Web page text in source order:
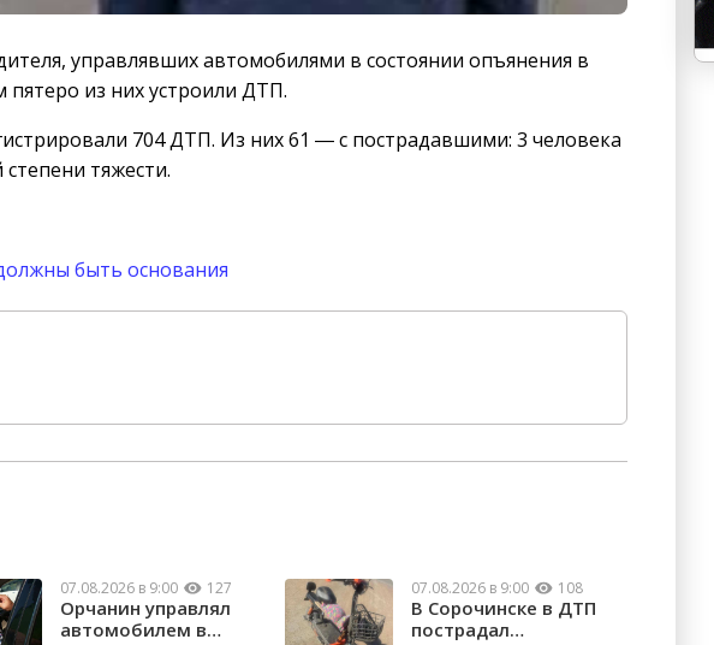
управлявших автомобилями в состоянии опъянения в
пятеро из них устроили ДТП.
704 ДТП. Из них 61 ― с пострадавшими: 3 человека
тяжести.
быть основания
07.08.2026 в 9:00 127
Орчанин управлял
автомобилем в
07.08.2026 в 9:00 108
В Сорочинске в ДТП
пострадал